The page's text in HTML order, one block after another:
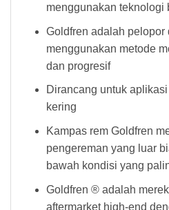
menggunakan teknologi
Goldfren adalah pelopor
menggunakan metode
dan progresif
Dirancang untuk
kering
Kampas rem Goldfren
pengereman yang luar
bawah kondisi yang
Goldfren ® adalah
aftermarket high-end